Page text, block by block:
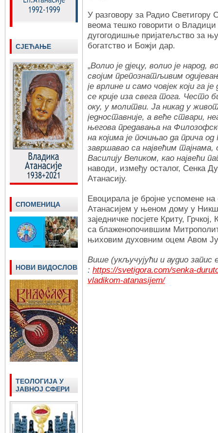
У разговору за Радио Светигору
веома тешко говорити о Владици
дугогодишње пријатељство за
богатство и Божји дар.
„Волио је дјецу, волио је народ,
својим препознатљивим
је врлине и само човјек који га
се крије иза свега тога. Често
оку, у молитви. Ја никад у
једноставније, а веће ствари,
његова предавања на
на којима је почињао да прича
завршавао са највећим
Василију Великом, као највећи
наводи, између осталог, Сенка
Атанасију.
Евоцирала је бројне успомене
Атанасијем у њеном дому у
заједничке посјете Криту,
са блаженопочившим
њиховим духовним оцем Авом
Више (укључујући и аудио запис
: https://svetigora.com/senka-
vladikom-atanasijem/
СЈЕЋАЊЕ
СПОМЕНИЦА
НОВИ ВИДОСЛОВ
ТЕОЛОГИЈА У
ЈАВНОЈ СФЕРИ